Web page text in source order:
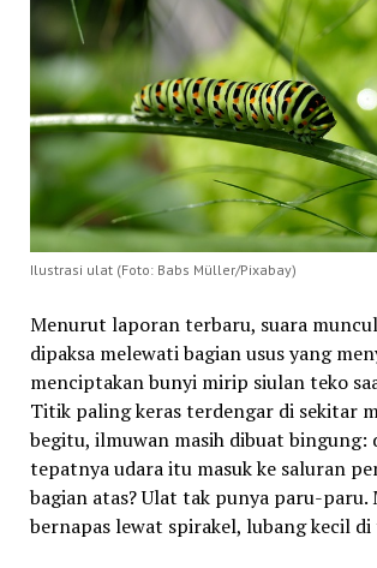
Ilustrasi ulat (Foto: Babs Müller/Pixabay)
Menurut laporan terbaru, suara
dipaksa melewati bagian usus yang
menciptakan bunyi mirip siulan teko
Titik paling keras terdengar di sekitar
begitu, ilmuwan masih dibuat bingung:
tepatnya udara itu masuk ke saluran
bagian atas? Ulat tak punya paru-paru.
bernapas lewat spirakel, lubang kecil